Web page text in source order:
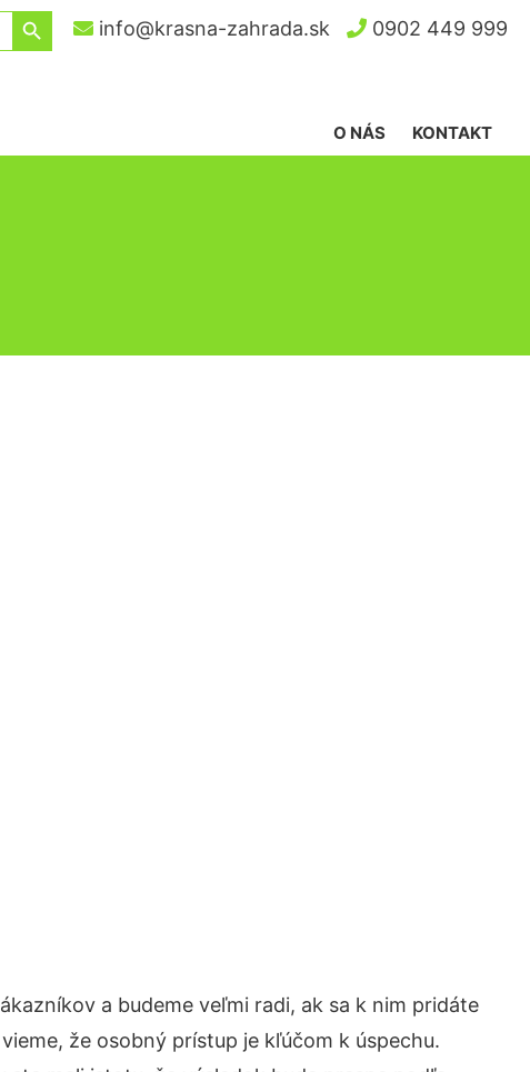
Search Button
info@krasna-zahrada.sk 0902 449 999
KONTAKT
O NÁS
a budeme veľmi radi, ak sa k nim pridáte
že osobný prístup je kľúčom k úspechu.